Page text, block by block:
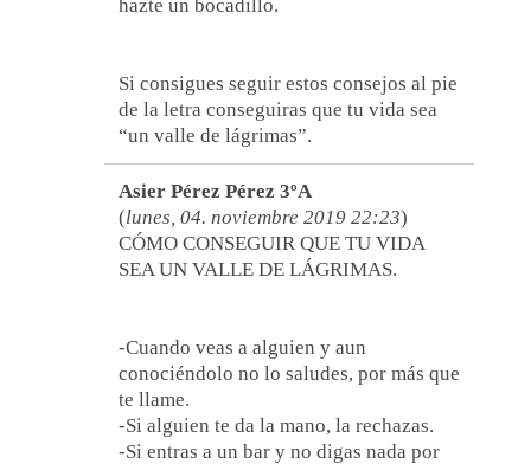
hazte un bocadillo.
Si consigues seguir estos consejos al pie
de la letra conseguiras que tu vida sea
“un valle de lágrimas”.
Asier Pérez Pérez 3ºA
(lunes, 04. noviembre 2019 22:23)
CÓMO CONSEGUIR QUE TU VIDA
SEA UN VALLE DE LÁGRIMAS.
-Cuando veas a alguien y aun
conociéndolo no lo saludes, por más que
te llame.
-Si alguien te da la mano, la rechazas.
-Si entras a un bar y no digas nada por